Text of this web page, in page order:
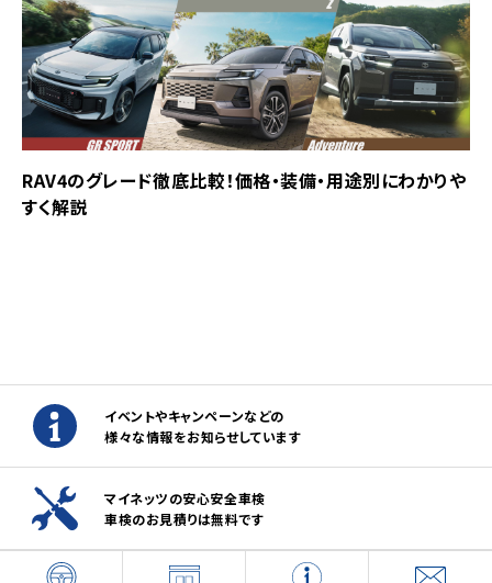
RAV4のグレード徹底比較！価格・装備・用途別にわかりや
すく解説
イベントやキャンペーンなどの
様々な情報をお知らせしています
マイネッツの安心安全車検
車検のお見積りは無料です